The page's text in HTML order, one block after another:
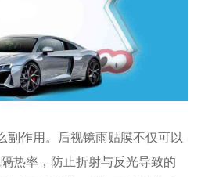
副作用。后视镜雨贴膜不仅可以
热率，防止折射与反光导致的